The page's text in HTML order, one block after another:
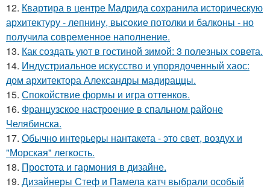
12. Квартира в центре Мадрида сохранила историческую
архитектуру - лепнину, высокие потолки и балконы - но
получила современное наполнение.
13. Как создать уют в гостиной зимой: 3 полезных совета.
14. Индустриальное искусство и упорядоченный хаос:
дом архитектора Александры мадираццы.
15. Спокойствие формы и игра оттенков.
16. Французское настроение в спальном районе
Челябинска.
17. Обычно интерьеры нантакета - это свет, воздух и
"Морская" легкость.
18. Простота и гармония в дизайне.
19. Дизайнеры Стеф и Памела катч выбрали особый